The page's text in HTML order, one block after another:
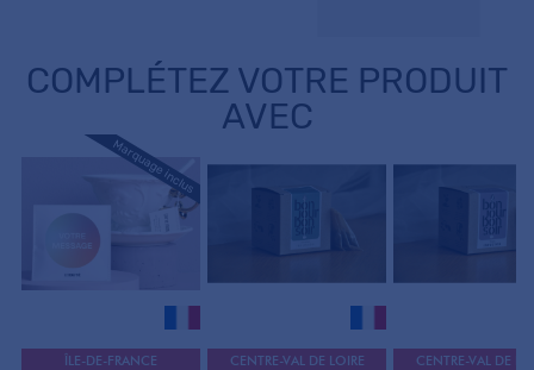
COMPLÉTEZ VOTRE PRODUIT
AVEC
Marquage inclus
ÎLE-DE-FRANCE CENTRE-VAL DE LOIRE CENTRE-VAL DE